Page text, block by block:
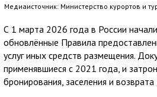
Медиаисточник: Министерство курортов и
С 1 марта 2026 года в России
обновлённые Правила
услуг иных средств размещения.
применявшиеся с 2021 года, и
бронирования, заселения и